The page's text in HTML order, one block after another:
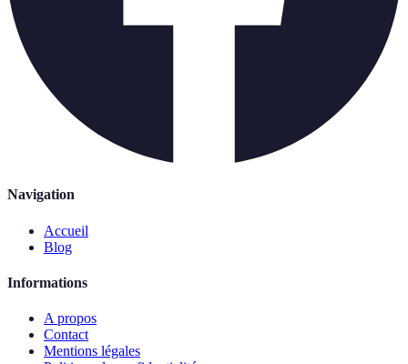
Navigation
Accueil
Blog
Informations
A propos
Contact
Mentions légales